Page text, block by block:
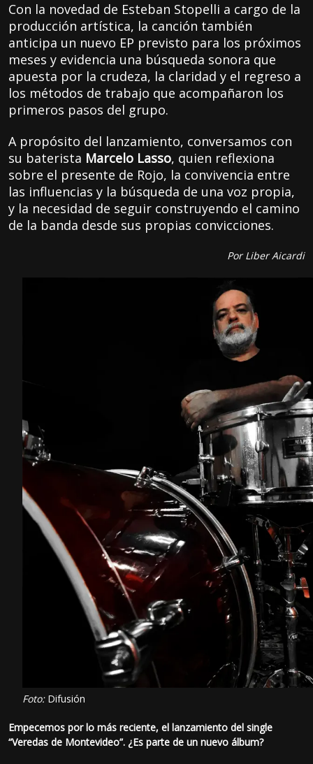
Con la novedad de Esteban Stopelli a cargo de la
producción artística, la canción también
anticipa un nuevo EP previsto para los próximos
meses y evidencia una búsqueda sonora que
apuesta por la crudeza, la claridad y el regreso a
los métodos de trabajo que acompañaron los
primeros pasos del grupo.
A propósito del lanzamiento, conversamos con
su baterista Marcelo Lasso, quien reflexiona
sobre el presente de Rojo, la convivencia entre
las influencias y la búsqueda de una voz propia,
y la necesidad de seguir construyendo el camino
de la banda desde sus propias convicciones.
Por Liber Aicardi
Foto:Difusión
Empecemos por lo más reciente, el lanzamiento del single
“Veredas de Montevideo”. ¿Es parte de un nuevo álbum?